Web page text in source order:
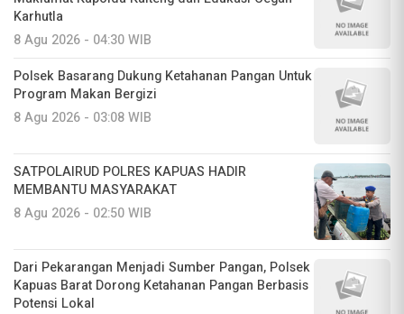
Karhutla
8 Agu 2026 - 04:30 WIB
Polsek Basarang Dukung Ketahanan Pangan Untuk
Program Makan Bergizi
8 Agu 2026 - 03:08 WIB
SATPOLAIRUD POLRES KAPUAS HADIR
MEMBANTU MASYARAKAT
8 Agu 2026 - 02:50 WIB
Dari Pekarangan Menjadi Sumber Pangan, Polsek
Kapuas Barat Dorong Ketahanan Pangan Berbasis
Potensi Lokal